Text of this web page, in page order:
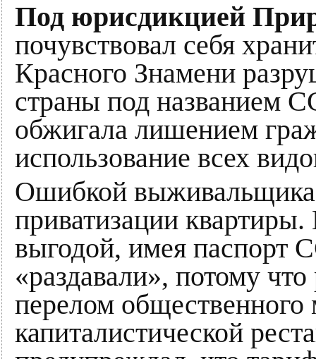
Под юрисдикцией
почувствовал себя
Красного Знамени
страны под названием
обжигала лишением
использование всех
Ошибкой выживальщика
приватизации квартиры.
выгодой, имея паспорт
«раздавали», потому
перелом общественного
капиталистической